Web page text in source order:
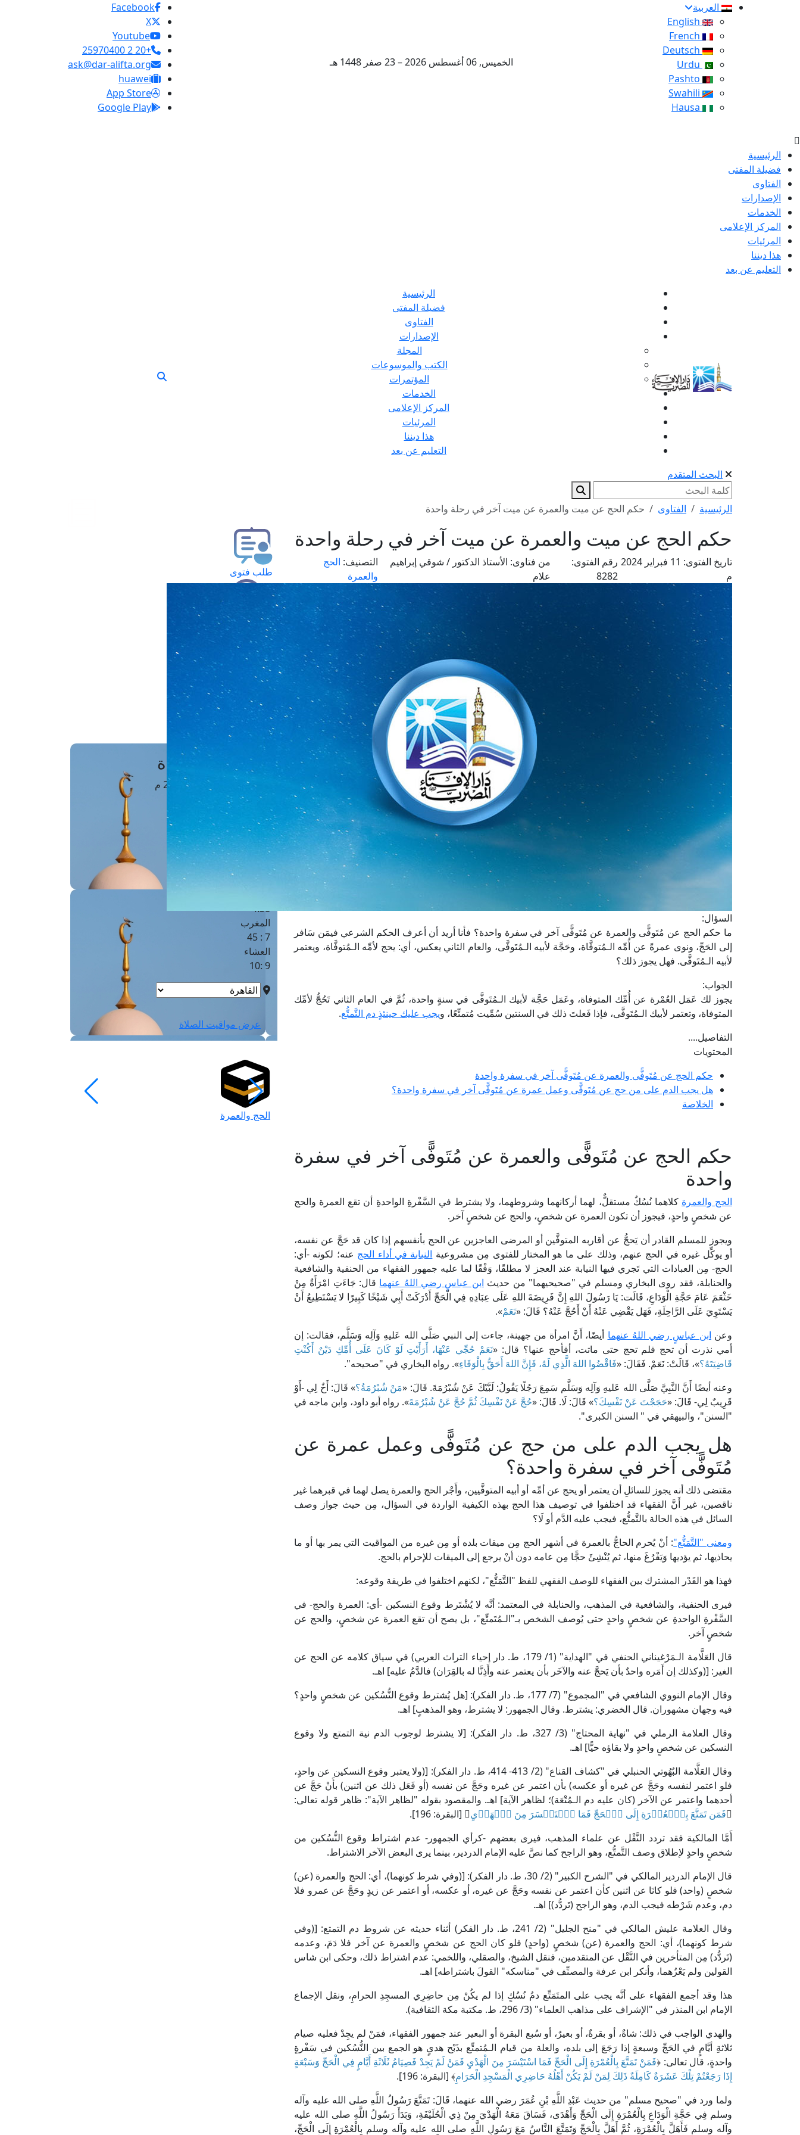
العربية
الخميس, 06 أغسطس 2026 – 23 صفر 1448 هـ
Facebook
X
Youtube
+20 2 25970400
ask@dar-alifta.org
huawei
App Store
Google Play
الرئيسية
فضيلة المفتى
الفتاوى
الإصدارات
الخدمات
المركز الإعلامى
المرئيات
هذا ديننا
التعليم عن بعد
الرئيسية
فضيلة المفتى
الفتاوى
الإصدارات
المجلة
الكتب والموسوعات
المؤتمرات
الخدمات
المركز الإعلامى
المرئيات
هذا ديننا
التعليم عن بعد
البحث المتقدم
الرئيسية الفتاوى حكم الحج عن ميت والعمرة عن ميت آخر في رحلة واحدة
حكم الحج عن ميت والعمرة عن ميت آخر في رحلة واحدة
تاريخ الفتوى:
11 فبراير 2024
م
رقم الفتوى:
8282
من فتاوى: الأستاذ الدكتور / شوقي إبراهيم
علام
التصنيف: الحج
والعمرة
السؤال:
ما حكم الحج عن مُتَوفًّى والعمرة عن مُتَوفًّى آخر في سفرة واحدة؟ فأنا أريد أن أعرف الحكم الشرعي فيمَن سَافر
إلى الحَجِّ، ونوى عمرةً عن أُمِّه الـمُتوفَّاة، وحَجَّة لأبيه الـمُتَوفَّى، والعام الثاني يعكس، أي: يحج لأمِّه الـمُتوفَّاة، ويعتمر
لأبيه الـمُتَوفَّى. فهل يجوز ذلك؟
الجواب:
يجوز لك عَمَل العُمْرة عن أُمِّك المتوفاة، وعَمَل حَجَّة لأبيك الـمُتَوفَّى في سنةٍ واحدة، ثُمَّ في العام الثاني تَحُجُّ لأمِّك
المتوفاة، وتعتمر لأبيك الـمُتَوفَّى، فإذا فَعلتَ ذلك في السنتين سُمِّيت مُتمتِّعًا، ويجب عليك حينئذٍ دم التَّمتُّع.
التفاصيل....
المحتويات
حكم الحج عن مُتَوفًّى والعمرة عن مُتَوفًّى آخر في سفرة واحدة
هل يجب الدم على من حج عن مُتَوفًّى وعمل عمرة عن مُتَوفًّى آخر في سفرة واحدة؟
الخلاصة
حكم الحج عن مُتَوفًّى والعمرة عن مُتَوفًّى آخر في سفرة
واحدة
الحج والعمرة كلاهما نُسُكٌ مستقلٌّ، لهما أركانهما وشروطهما، ولا يشترط في السَّفْرةِ الواحدةِ أن تقع العمرة والحج
عن شخصٍ واحدٍ، فيجوز أن تكون العمرة عن شخصٍ، والحج عن شخصٍ آخر.
ويجوز للمسلم القادر أن يَحجُّ عن أقاربه المتوفَّين أو المرضى العاجزين عن الحج بأنفسهم إذا كان قد حَجَّ عن نفسه،
أو يوكِّل غيره في الحج عنهم، وذلك على ما هو المختار للفتوى مِن مشروعية النيابة في أداء الحج عنه؛ لكونه -أي:
الحج- مِن العبادات التي تَجري فيها النيابة عند العجز لا مطلقًا، وَفْقًا لما عليه جمهور الفقهاء من الحنفية والشافعية
والحنابلة، فقد روى البخاري ومسلم في "صحيحيهما" من حديث ابن عباسٍ رضي اللهُ عنهما قال: جَاءَتِ امْرَأَةٌ مِنْ
خَثْعَمَ عَامَ حَجَّةِ الْوَدَاعِ، قَالَت: يَا رَسُولَ اللهِ إِنَّ فَرِيضَةَ اللهِ عَلَى عِبَادِهِ فِي الْحَجِّ أَدْرَكَتْ أَبِي شَيْخًا كَبِيرًا لا يَسْتَطِيعُ أَنْ
يَسْتَوِيَ عَلَى الرَّاحِلَةِ، فَهَل يَقْضِي عَنْهُ أَنْ أَحُجَّ عَنْهُ؟ قَالَ: «نَعَمْ».
وعن ابن عباسٍ رضي اللهُ عنهما أيضًا، أَنَّ امرأة من جهينة، جاءت إلى النبي صَلَّى الله عَليهِ وَآلِه وَسَلَّم، فقالت: إن
أمي نذرت أن تحج فلم تحج حتى ماتت، أفأحج عنها؟ قال: «نَعَمْ حُجِّي عَنْهَا، أَرَأَيْتِ لَوْ كَانَ عَلَى أُمِّكِ دَيْنٌ أَكُنْتِ
قَاضِيَتَهُ؟»، قَالَتْ: نَعَمْ. فَقَالَ: «فَاقْضُوا اللهَ الَّذِي لَهُ، فَإِنَّ اللهَ أَحَقُّ بِالْوَفَاءِ». رواه البخاري في "صحيحه".
وعنه أيضًا أَنَّ النَّبِيَّ صَلَّى الله عَليهِ وَآلِه وَسَلَّم سَمِعَ رَجُلًا يَقُولُ: لَبَّيْكَ عَنْ شُبْرُمَةَ. قَالَ: «مَنْ شُبْرُمَةُ؟» قَالَ: أَخٌ لِي -أَوْ
قَرِيبٌ لِي- قَالَ: «حَجَجْتَ عَنْ نَفْسِكَ؟» قَالَ: لَا. قَالَ: «حُجَّ عَنْ نَفْسِكَ ثُمَّ حُجَّ عَنْ شُبْرُمَةَ». رواه أبو داود، وابن ماجه في
"السنن"، والبيهقي في " السنن الكبرى".
هل يجب الدم على من حج عن مُتَوفًّى وعمل عمرة عن
مُتَوفًّى آخر في سفرة واحدة؟
مقتضى ذلك أنه يجوز للسائلِ أن يعتمر أو يحج عن أمِّه أو أبيه المتوفَّيين، وأَجْر الحج والعمرة يصل لهما في قبرهما غير
ناقصين، غير أَنَّ الفقهاء قد اختلفوا في توصيف هذا الحج بهذه الكيفية الواردة في السؤال، مِن حيث جواز وصف
السائل في هذه الحالة بالتَّمتُّع، فيجب عليه الدَّم أو لَا؟
ومعنى "التَّمَتُّع": أنْ يُحرم الحاجُّ بالعمرة في أشهر الحج مِن ميقات بلده أو مِن غيره من المواقيت التي يمر بها أو ما
يحاذيها، ثم يؤديها وَيَفْرُغَ منها، ثم يُنْشِئَ حجًّا مِن عامه دون أنْ يرجع إلى الميقات للإحرام بالحج.
فهذا هو القَدْر المشترك بين الفقهاء للوصف الفقهي للفظ "التَّمَتُّع"، لكنهم اختلفوا في طريقة وقوعه:
فيرى الحنفية، والشافعية في المذهب، والحنابلة في المعتمد: أنَّه لا يُشْتَرط وقوع النسكين -أي: العمرة والحج- في
السَّفْرةِ الواحدةِ عن شخصٍ واحدٍ حتى يُوصف الشخص بـ"الـمُتَمتِّع"، بل يصح أن تقع العمرة عن شخصٍ، والحج عن
شخصٍ آخر.
قال العَلَّامة الـمَرْغيناني الحنفي في "الهداية" (1/ 179، ط. دار إحياء التراث العربي) في سياق كلامه عن الحج عن
الغير: [(وكذلك إن أَمَره واحدٌ بأن يَحجَّ عنه والآخَر بأن يعتمر عنه وأَذِنَّا له بالقِرَان) فالدَّمُ عليه] اهـ.
وقال الإمام النووي الشافعي في "المجموع" (7/ 177، ط. دار الفكر): [هل يُشترط وقوع النُّسُكين عن شخصٍ واحدٍ؟
فيه وجهان مشهوران. قال الخضري: يشترط. وقال الجمهور: لا يشترط، وهو المذهبٍ] اهـ.
وقال العلامة الرملي في "نهاية المحتاج" (3/ 327، ط. دار الفكر): [لا يشترط لوجوب الدم نية التمتع ولا وقوع
النسكين عن شخصٍ واحدٍ ولا بقاؤه حيًّا] اهـ.
وقال العَلَّامة البُهُوتي الحنبلي في "كشاف القناع" (2/ 413- 414، ط. دار الفكر): [(ولا يعتبر وقوع النسكين عن واحدٍ،
فلو اعتمر لنفسه وحَجَّ عن غيره أو عكسه) بأن اعتمر عن غيره وحَجَّ عن نفسه (أو فَعَل ذلك عن اثنين) بأَنْ حَجَّ عن
أحدهما واعتمر عن الآخر (كان عليه دم الـمُتْعَة)؛ لظاهر الآية] اهـ. والمقصود بقوله "لظاهر الآية": ظاهر قوله تعالى:
﴿فَمَن تَمَتَّعَ بِٱلۡعُمۡرَةِ إِلَى ٱلۡحَجِّ فَمَا ٱسۡتَيۡسَرَ مِنَ ٱلۡهَدۡيِ﴾ [البقرة: 196].
أَمَّا المالكية فقد تردد النَّقْل عن علماء المذهب، فيرى بعضهم -كرأي الجمهور- عدم اشتراط وقوع النُّسُكين من
شخصٍ واحدٍ لإطلاق وصف التَّمتُّع، وهو الراجح كما نصَّ عليه الإمام الدردير، بينما يرى البعض الآخر الاشتراط.
قال الإمام الدردير المالكي في "الشرح الكبير" (2/ 30، ط. دار الفكر): [(وفي شرط كونهما)، أي: الحج والعمرة (عن)
شخصٍ (واحد) فلو كانَا عن اثنين كأن اعتمر عن نفسه وحَجَّ عن غيره، أو عكسه، أو اعتمر عن زيدٍ وحَجَّ عن عمرو فلا
دم، وعدم شَرْطه فيجب الدم، وهو الراجح (تَردُّد)] اهـ.
وقال العلامة عليش المالكي في "منح الجليل" (2/ 241، ط. دار الفكر) أثناء حديثه عن شروط دم التمتع: [(وفي
شرط كونهما)، أي: الحج والعمرة (عن) شخصٍ (واحدٍ) فلو كان الحج عن شخصٍ والعمرة عن آخر فلا دَمَ، وعدمه
(تَردُّد) مِن المتأخرين في النَّقْل عن المتقدمين، فنقل الشيخ، والصقلي، واللخمي: عدم اشتراط ذلك، وحكى ابن شاس
القولين ولم يَعْزُهما، وأنكر ابن عرفة والمصنِّف في "مناسكه" القولَ باشتراطه] اهـ.
هذا وقد أجمع الفقهاء على أنَّه يجب على المتَمَتِّع دمُ نُسُكٍ إذا لم يكُنْ مِن حاضِرِي المسجِدِ الحرامِ، ونقل الإجماع
الإمام ابن المنذر في "الإشراف على مذاهب العلماء" (3/ 296، ط. مكتبة مكة الثقافية).
والهدي الواجب في ذلك: شاةٌ، أو بقرةٌ، أو بعيرٌ، أو سُبع البقرة أو البعير عند جمهور الفقهاء، فمَنْ لم يجِدْ فعليه صيام
ثلاثةِ أيَّامٍ في الحَجِّ وسبعةٍ إذا رَجَعَ إلى بلده، والعلة من قيام الـمُتمتِّع بذَبْح هديٍ هو الجمع بين النُّسُكين في سَفْرةٍ
واحدةٍ، قال تعالى: ﴿فَمَنْ تَمَتَّعَ بِالْعُمْرَةِ إِلَى الْحَجِّ فَمَا اسْتَيْسَرَ مِنَ الْهَدْيِ فَمَنْ لَمْ يَجِدْ فَصِيَامُ ثَلَاثَةِ أَيَّامٍ فِي الْحَجِّ وَسَبْعَةٍ
إِذَا رَجَعْتُمْ تِلْكَ عَشَرَةٌ كَامِلَةٌ ذَلِكَ لِمَنْ لَمْ يَكُنْ أَهْلُهُ حَاضِرِي الْمَسْجِدِ الْحَرَامِ﴾ [البقرة: 196].
ولما ورد في "صحيح مسلم" من حديث عَبْدِ اللَّهِ بْنِ عُمَرَ رضي الله عنهما، قَالَ: تَمَتَّعَ رَسُولُ اللَّهِ صلى الله عليه وآله
وسلم فِي حَجَّةِ الْوَدَاعِ بِالْعُمْرَةِ إِلَى الْحَجِّ وَأَهْدَى، فَسَاقَ مَعَهُ الْهَدْيَ مِنْ ذِي الْحُلَيْفَةِ، وَبَدَأَ رَسُولُ اللَّهِ صلى الله عليه
وآله وسلم فَأَهَلَّ بِالْعُمْرَةِ، ثُمَّ أَهَلَّ بِالْحَجِّ وَتَمَتَّعَ النَّاسُ مَعَ رَسُولِ اللَّهِ صلى الله عليه وآله وسلم بِالْعُمْرَةِ إِلَى الْحَجِّ،
طلب فتوى
استعلام عن فتوى
حجز موعد
الفتوى الهاتفية
مَواقِيتُ الصَّـــلاة
القاهرة · 06 أغسطس 2026 م
4 :40
الشروق
6 :17
4:38
المغرب
7 : 45
العشاء
9 :10
عرض مواقيت الصلاة
الحج والعمرة